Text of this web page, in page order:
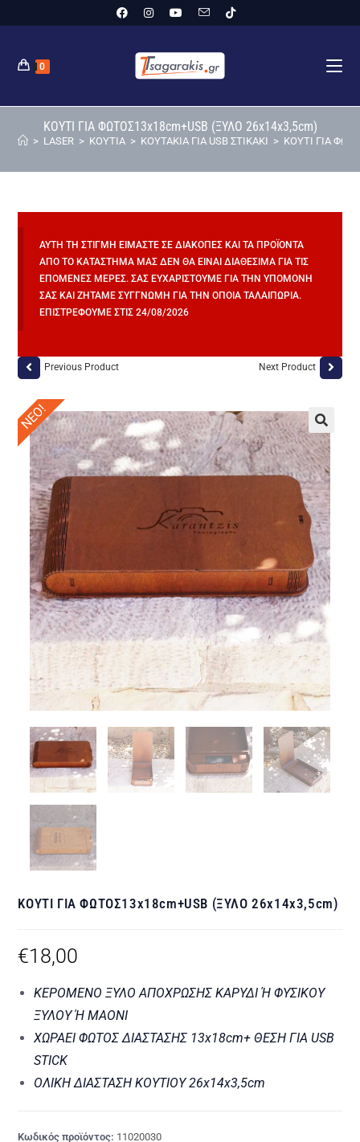
0
ΚΟΥΤΙ ΓΙΑ ΦΩΤΟΣ13x18cm+USB (ΞΥΛΟ 26x14x3,5cm)
> LASER > ΚΟΥΤΙΑ > ΚΟΥΤΑΚΙΑ ΓΙΑ USB ΣΤΙΚΑΚΙ > ΚΟΥΤΙ ΓΙΑ
ΑΥΤΉ ΤΗ ΣΤΙΓΜΉ ΕΊΜΑΣΤΕ ΣΕ ΔΙΑΚΟΠΈΣ ΚΑΙ ΤΑ ΠΡΟΪΌΝΤΑ
ΑΠΌ ΤΟ ΚΑΤΆΣΤΗΜΆ ΜΑΣ ΔΕΝ ΘΑ ΕΊΝΑΙ ΔΙΑΘΈΣΙΜΑ ΓΙΑ ΤΙΣ
ΕΠΌΜΕΝΕΣ ΜΈΡΕΣ. ΣΑΣ ΕΥΧΑΡΙΣΤΟΎΜΕ ΓΙΑ ΤΗΝ ΥΠΟΜΟΝΉ
ΣΑΣ ΚΑΙ ΖΗΤΆΜΕ ΣΥΓΓΝΏΜΗ ΓΙΑ ΤΗΝ ΌΠΟΙΑ ΤΑΛΑΙΠΩΡΊΑ.
ΕΠΙΣΤΡΈΦΟΥΜΕ ΣΤΙΣ 24/08/2026
Previous Product Next Product
ΝΕΟ!
🔍
ΚΟΥΤΙ ΓΙΑ ΦΩΤΟΣ13x18cm+USB (ΞΥΛΟ 26x14x3,5cm)
€18,00
ΚΕΡΟΜΕΝΟ ΞΥΛΟ ΑΠΟΧΡΩΣΗΣ ΚΑΡΥΔΙ Ή ΦΥΣΙΚΟΥ
ΞΥΛΟΥ Ή ΜΑΟΝΙ
ΧΩΡΑΕΙ ΦΩΤΟΣ ΔΙΑΣΤΑΣΗΣ 13x18cm+ ΘΕΣΗ ΓΙΑ USB
STICK
ΟΛΙΚΗ ΔΙΑΣΤΑΣΗ ΚΟΥΤΙΟΥ 26x14x3,5cm
Κωδικός προϊόντος: 11020030